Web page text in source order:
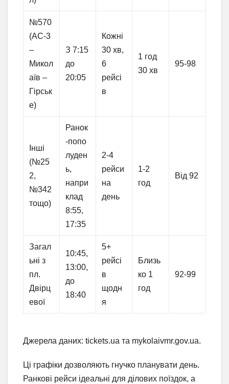
№570
(АС-3
–
Микол
аїв –
Гірськ
е)
З 7:15
до
20:05
Кожні
30 хв,
6
рейсі
в
1 год
30 хв
95-98
Інші
(№25
2,
№342
тощо)
Ранок
-попо
луден
ь,
напри
клад
8:55,
17:35
2-4
рейси
на
день
1-2
год
Від 92
Загал
ьні з
пл.
Двірц
евої
10:45,
13:00,
до
18:40
5+
рейсі
в
щодн
я
Близь
ко 1
год
92-99
Джерела даних: tickets.ua та mykolaivmr.gov.ua.
Ці графіки дозволяють гнучко планувати день.
Ранкові рейси ідеальні для ділових поїздок, а